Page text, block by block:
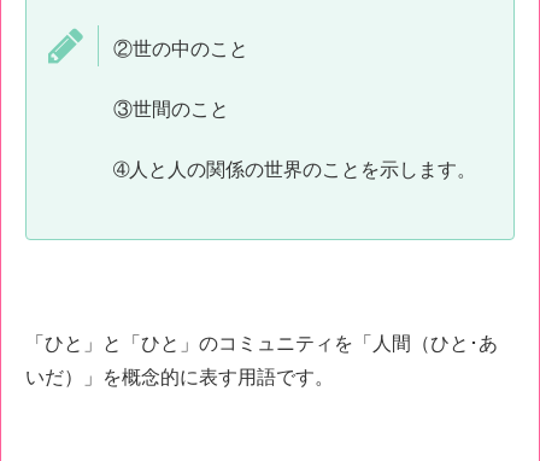
②世の中のこと
③世間のこと
➃人と人の関係の世界のことを示します。
「ひと」と「ひと」のコミュニティを「人間（ひと･あ
いだ）」を概念的に表す用語です。